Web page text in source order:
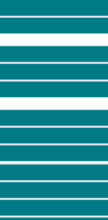
besten zu dir passt.
denen wir die Produkte